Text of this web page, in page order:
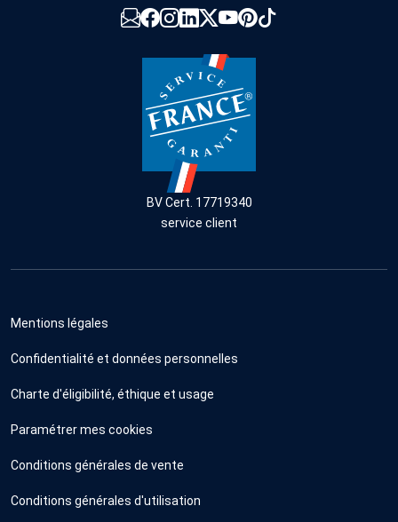
BV Cert. 17719340
service client
Mentions légales
Confidentialité et données personnelles
Charte d'éligibilité, éthique et usage
Paramétrer mes cookies
Conditions générales de vente
Conditions générales d'utilisation